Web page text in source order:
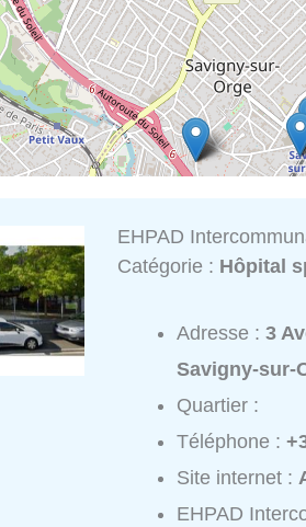
EHPAD
Catégorie : Hôpital
Adresse :3
Savigny-sur-
Quartier :
Téléphone :
Site internet :
EHPAD